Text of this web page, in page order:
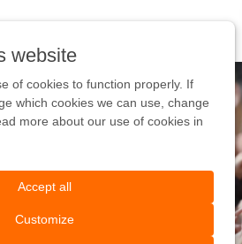
website
of cookies to function properly. If
which cookies we can use, change
more about our use of cookies in
Accept all
Customize
ajudar a mudar
Europa